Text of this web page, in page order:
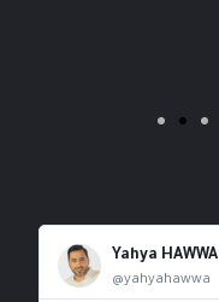
Yahya HAWWA
@yahyahawwa